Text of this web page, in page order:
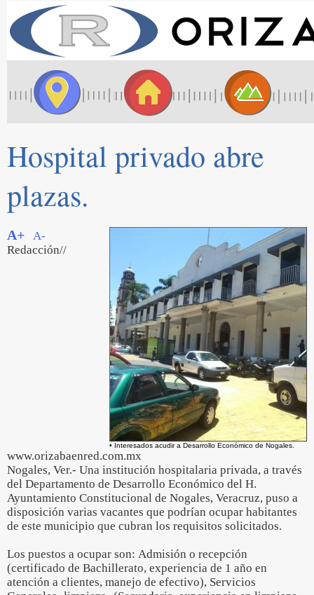
Hospital privado abre
plazas.
• Interesados acudir a Desarrollo Económico de Nogales.
A+
A-
Redacción//
www.orizabaenred.com.mx
Nogales, Ver.- Una institución hospitalaria privada, a través
del Departamento de Desarrollo Económico del H.
Ayuntamiento Constitucional de Nogales, Veracruz, puso a
disposición varias vacantes que podrían ocupar habitantes
de este municipio que cubran los requisitos solicitados.
Los puestos a ocupar son: Admisión o recepción
(certificado de Bachillerato, experiencia de 1 año en
atención a clientes, manejo de efectivo), Servicios